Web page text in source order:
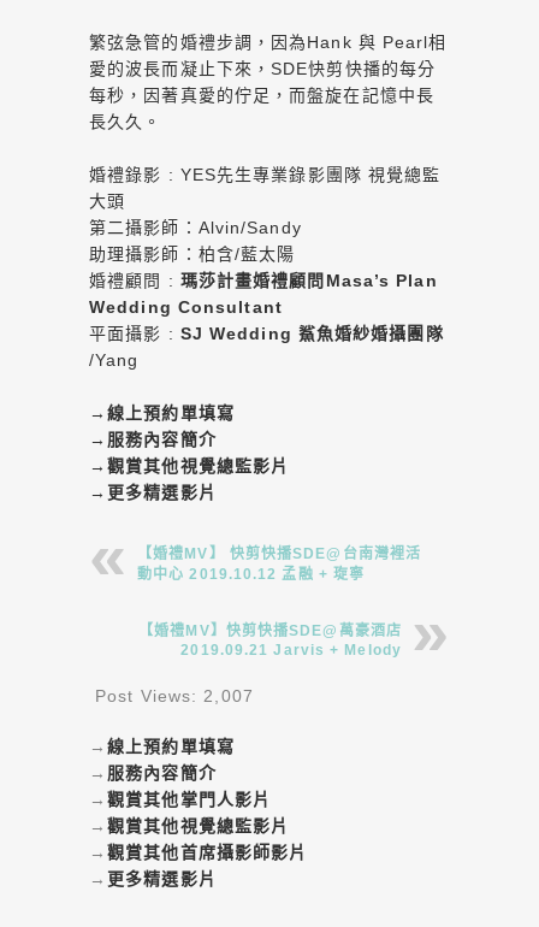
繁弦急管的婚禮步調，因為Hank 與 Pearl相
愛的波長而凝止下來，SDE快剪快播的每分
每秒，因著真愛的佇足，而盤旋在記憶中長
長久久。
婚禮錄影 : YES先生專業錄影團隊 視覺總監
大頭
第二攝影師：Alvin/Sandy
助理攝影師：柏含/藍太陽
婚禮顧問 : 瑪莎計畫婚禮顧問Masa’s Plan
Wedding Consultant
平面攝影 : SJ Wedding 鯊魚婚紗婚攝團隊
/Yang
→線上預約單填寫
→ 服務內容簡介
→觀賞其他視覺總監影片
→ 更多精選影片
【婚禮MV】 快剪快播SDE@台南灣裡活
動中心 2019.10.12 孟融 + 琁寧
【婚禮MV】快剪快播SDE@萬豪酒店
2019.09.21 Jarvis + Melody
Post Views: 2,007
→線上預約單填寫
→ 服務內容簡介
→觀賞其他掌門人影片
→觀賞其他視覺總監影片
→觀賞其他首席攝影師影片
→ 更多精選影片